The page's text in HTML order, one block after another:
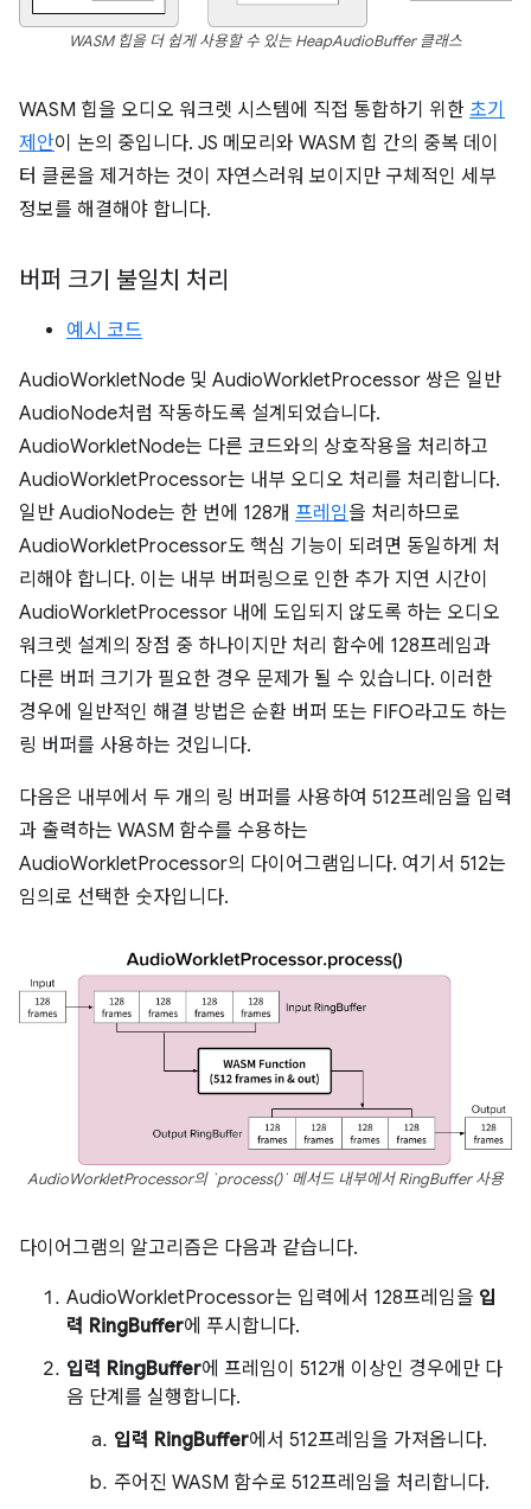
WASM 힙을 더 쉽게 사용할 수 있는 HeapAudioBuffer 클래스
WASM 힙을 오디오 워크렛 시스템에 직접 통합하기 위한 초기
제안이 논의 중입니다. JS 메모리와 WASM 힙 간의 중복 데이
터 클론을 제거하는 것이 자연스러워 보이지만 구체적인 세부
정보를 해결해야 합니다.
버퍼 크기 불일치 처리
예시 코드
AudioWorkletNode 및 AudioWorkletProcessor 쌍은 일반
AudioNode처럼 작동하도록 설계되었습니다.
AudioWorkletNode는 다른 코드와의 상호작용을 처리하고
AudioWorkletProcessor는 내부 오디오 처리를 처리합니다.
일반 AudioNode는 한 번에 128개 프레임을 처리하므로
AudioWorkletProcessor도 핵심 기능이 되려면 동일하게 처
리해야 합니다. 이는 내부 버퍼링으로 인한 추가 지연 시간이
AudioWorkletProcessor 내에 도입되지 않도록 하는 오디오
워크렛 설계의 장점 중 하나이지만 처리 함수에 128프레임과
다른 버퍼 크기가 필요한 경우 문제가 될 수 있습니다. 이러한
경우에 일반적인 해결 방법은 순환 버퍼 또는 FIFO라고도 하는
링 버퍼를 사용하는 것입니다.
다음은 내부에서 두 개의 링 버퍼를 사용하여 512프레임을 입력
과 출력하는 WASM 함수를 수용하는
AudioWorkletProcessor의 다이어그램입니다. 여기서 512는
임의로 선택한 숫자입니다.
AudioWorkletProcessor의 `process()` 메서드 내부에서 RingBuffer 사용
다이어그램의 알고리즘은 다음과 같습니다.
AudioWorkletProcessor는 입력에서 128프레임을 입
력 RingBuffer에 푸시합니다.
입력 RingBuffer에 프레임이 512개 이상인 경우에만 다
음 단계를 실행합니다.
입력 RingBuffer에서 512프레임을 가져옵니다.
주어진 WASM 함수로 512프레임을 처리합니다.